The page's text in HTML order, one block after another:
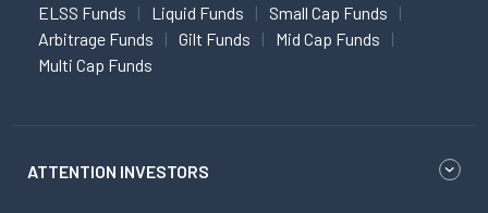
ELSS Funds Liquid Funds
Small Cap Funds
Arbitrage Funds
Gilt Funds
Mid Cap Funds
Multi Cap Funds
ATTENTION INVESTORS